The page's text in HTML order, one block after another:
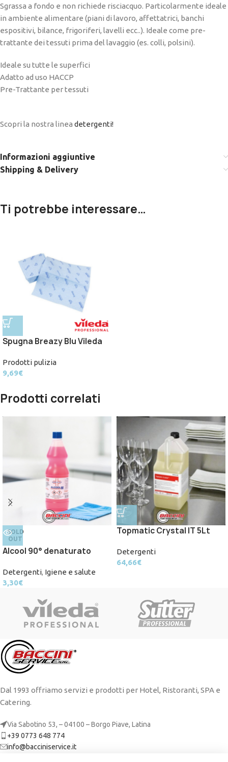
Sgrassa a fondo e non richiede risciacquo. Particolarmente ideale
in ambiente alimentare (piani di lavoro, affettatrici, banchi
espositivi, bilance, frigoriferi, lavelli ecc..). Ideale come pre-
trattante dei tessuti prima del lavaggio (es. colli, polsini).
Ideale su tutte le superfici
Adatto ad uso HACCP
Pre-Trattante per tessuti
Scopri la nostra linea detergenti!
Informazioni aggiuntive
Shipping & Delivery
Ti potrebbe interessare…
Spugna Breazy Blu Vileda
Prodotti pulizia
9,69€
Prodotti correlati
SOLD
OUT
Alcool 90° denaturato
Detergenti, Igiene e salute
3,30€
Topmatic Crystal IT 5Lt
Detergenti
64,66€
Dal 1993 offriamo servizi e prodotti per Hotel, Ristoranti, SPA e
Catering.
Via Sabotino 53, – 04100 – Borgo Piave, Latina
+39 0773 648 774
info@bacciniservice.it